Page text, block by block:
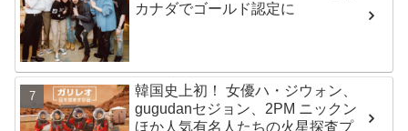
カナダでゴールド認定に
韓国史上初！ 女優ハ・ジウォン、
gugudanセジョン、2PM ニックン
ほか人気有名人たちの火星探査プ